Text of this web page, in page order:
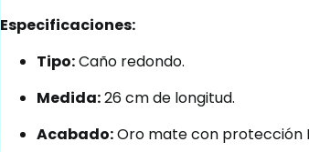
Especificaciones:
Tipo:Caño redondo.
Medida:26 cm de longitud.
Acabado:Oro mate con protección